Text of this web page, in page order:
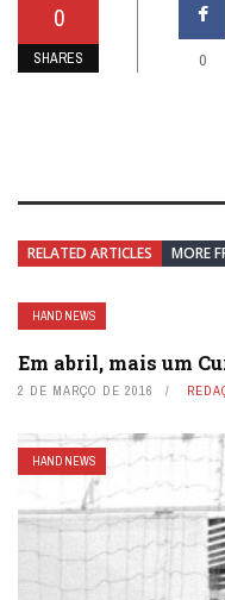
0
SHARES 0
RELATED ARTICLES MORE
HAND NEWS
Em abril, mais um
2 DE MARÇO DE 2016
HAND NEWS